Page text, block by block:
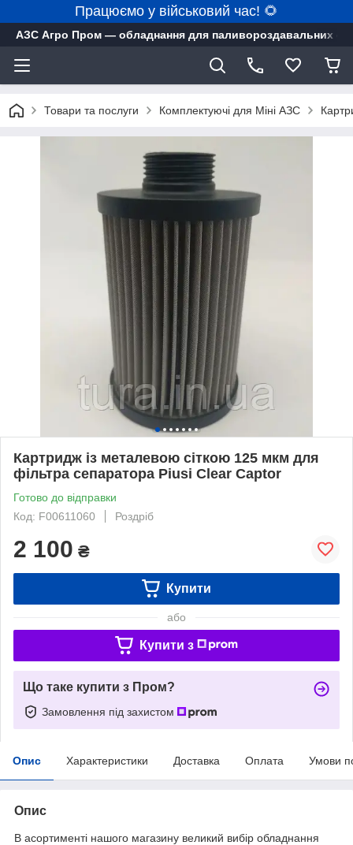
Працюємо у військовий час! 🌻
АЗС Агро Пром — обладнання для паливороздавальних
Товари та послуги Комплектуючі для Міні АЗС
Картридж із металевою сіткою 125 мкм для
фільтра сепаратора Piusi Clear Captor
Готово до відправки
Код: F00611060
Роздріб
2 100 ₴
Купити
або
Купити з
Що таке купити з Пром?
Замовлення під захистом
Опис Характеристики Доставка Оплата Умови
Опис
В асортименті нашого магазину великий вибір обладнання